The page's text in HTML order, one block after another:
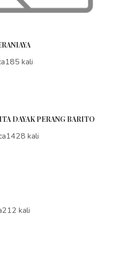
kali
DAYAK PERANG BARITO
kali
kali